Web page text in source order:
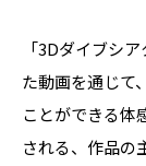
「3Dダイブシ
た動画を通じて
ことができる体
される、作品の